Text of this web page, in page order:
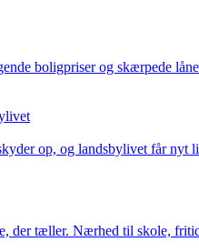
boligpriser og skærpede
op, og landsbylivet får
der tæller. Nærhed til skole,